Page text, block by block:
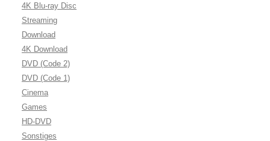
4K Blu-ray Disc
Streaming
Download
4K Download
DVD (Code 2)
DVD (Code 1)
Cinema
Games
HD-DVD
Sonstiges